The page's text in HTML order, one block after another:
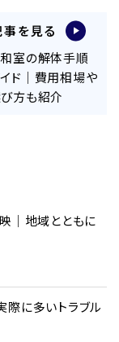
を見る
室の解体手順
ド｜費用相場や
方も紹介
｜地域とともに
際に多いトラブル